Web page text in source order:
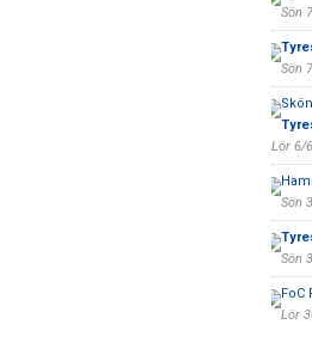
Sön
Sön
Lör 6/
Sön
Sön
FoC
Lör